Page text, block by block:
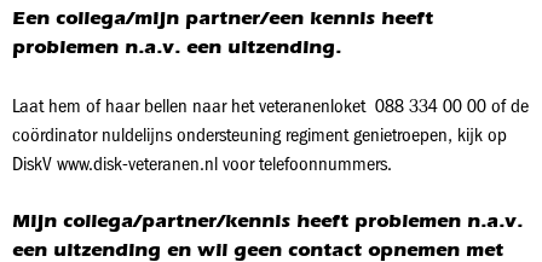
Een collega/mijn partner/een kennis heeft
problemen n.a.v. een uitzending.
Laat hem of haar bellen naar het veteranenloket 088 334 00 00 of de
coördinator nuldelijns ondersteuning regiment genietroepen, kijk op
DiskV www.disk-veteranen.nl voor telefoonnummers.
Mijn collega/partner/kennis heeft problemen n.a.v.
een uitzending en wil geen contact opnemen met